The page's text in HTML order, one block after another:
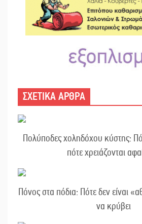
ΣΧΕΤΙΚΑ ΑΡΘΡΑ
Πολύποδες χοληδόχου κύστης:
πότε χρειάζονται
Πόνος στα πόδια: Πότε δεν είναι
να κρύβει